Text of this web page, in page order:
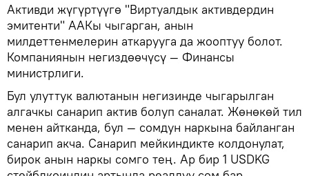
Активди жүгүртүүгө "Виртуалдык активдердин
эмитенти" ААКы чыгарган, анын
милдеттенмелерин аткарууга да жооптуу болот.
Компаниянын негиздөөчүсү — Финансы
министрлиги.
Бул улуттук валютанын негизинде чыгарылган
алгачкы санарип актив болуп саналат. Жөнөкөй тил
менен айтканда, бул — сомдун наркына байланган
санарип акча. Санарип мейкиндикте колдонулат,
бирок анын наркы сомго тең. Ар бир 1 USDKG